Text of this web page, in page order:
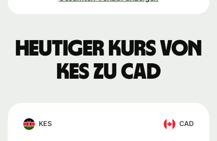
Heutiger Kurs von
KES zu CAD
KES CAD